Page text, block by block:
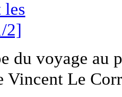
du voyage au
Vincent Le